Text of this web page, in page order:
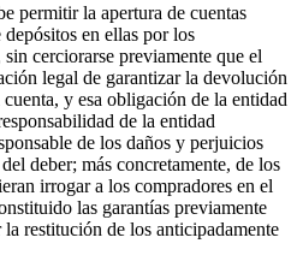
permitir la apertura de cuentas
en ellas por los
cerciorarse previamente que el
legal de garantizar la devolución
cuenta, y esa obligación de la entidad
de la entidad
de los daños y perjuicios
deber; más concretamente, de los
irrogar a los compradores en el
las garantías previamente
restitución de los anticipadamente